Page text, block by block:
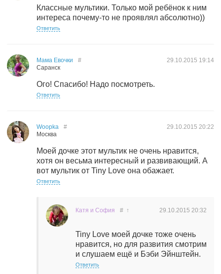
Классные мультики. Только мой ребёнок к ним
интереса почему-то не проявлял абсолютно))
Ответить
Мама Евочки
Саранск
29.10.2015 19:14
#
Ого! Спасибо! Надо посмотреть.
Ответить
Woopka
Москва
29.10.2015 20:22
#
Моей дочке этот мультик не очень нравится,
хотя он весьма интересный и развивающий. А
вот мультик от Tiny Love она обажает.
Ответить
Катя и София 29.10.2015 20:32
# ↑
Tiny Love моей дочке тоже очень
нравится, но для развития смотрим
и слушаем ещё и Бэби Эйнштейн.
Ответить